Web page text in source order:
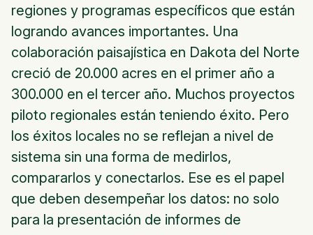
regiones y programas específicos que están
logrando avances importantes. Una
colaboración paisajística en Dakota del Norte
creció de 20.000 acres en el primer año a
300.000 en el tercer año. Muchos proyectos
piloto regionales están teniendo éxito. Pero
los éxitos locales no se reflejan a nivel de
sistema sin una forma de medirlos,
compararlos y conectarlos. Ese es el papel
que deben desempeñar los datos: no solo
para la presentación de informes de